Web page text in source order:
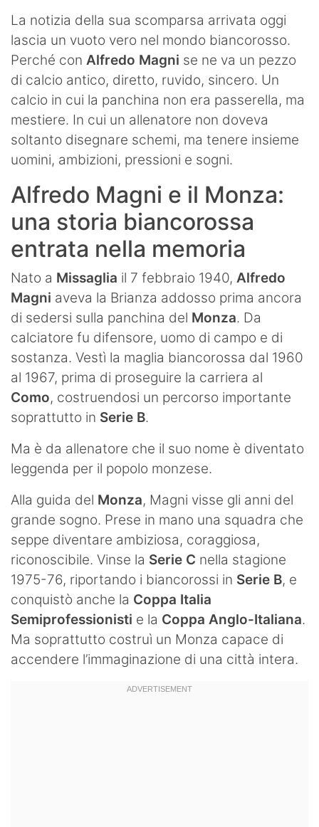
La notizia della sua scomparsa arrivata oggi
lascia un vuoto vero nel mondo biancorosso.
Perché con Alfredo Magni se ne va un pezzo
di calcio antico, diretto, ruvido, sincero. Un
calcio in cui la panchina non era passerella, ma
mestiere. In cui un allenatore non doveva
soltanto disegnare schemi, ma tenere insieme
uomini, ambizioni, pressioni e sogni.
Alfredo Magni e il Monza:
una storia biancorossa
entrata nella memoria
Nato a Missaglia il 7 febbraio 1940, Alfredo
Magni aveva la Brianza addosso prima ancora
di sedersi sulla panchina del Monza. Da
calciatore fu difensore, uomo di campo e di
sostanza. Vestì la maglia biancorossa dal 1960
al 1967, prima di proseguire la carriera al
Como, costruendosi un percorso importante
soprattutto in Serie B.
Ma è da allenatore che il suo nome è diventato
leggenda per il popolo monzese.
Alla guida del Monza, Magni visse gli anni del
grande sogno. Prese in mano una squadra che
seppe diventare ambiziosa, coraggiosa,
riconoscibile. Vinse la Serie C nella stagione
1975-76, riportando i biancorossi in Serie B, e
conquistò anche la Coppa Italia
Semiprofessionisti e la Coppa Anglo-Italiana.
Ma soprattutto costruì un Monza capace di
accendere l’immaginazione di una città intera.